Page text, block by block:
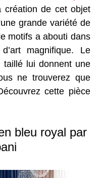
création de cet objet
grande variété de
motifs a abouti dans
magnifique. Le
lui donnent une
ne trouverez que
cette pièce
bleu royal par